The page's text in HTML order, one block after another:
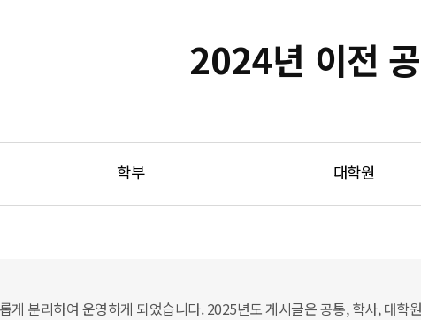
2024년 이전
학부 대학원
게 분리하여 운영하게 되었습니다. 2025년도 게시글은 공통, 학사, 대학